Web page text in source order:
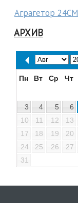
Аграгетор
АРХИВ
Пн Вт Ср Чт
3
4 5 6
10
11 12 13
17
18 19 20
24
25 26 27
31